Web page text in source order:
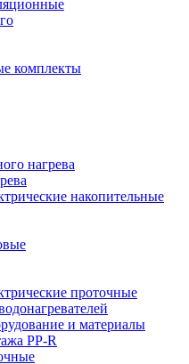
комплекты
нагрева
накопительные
проточные
и материалы
PP-R